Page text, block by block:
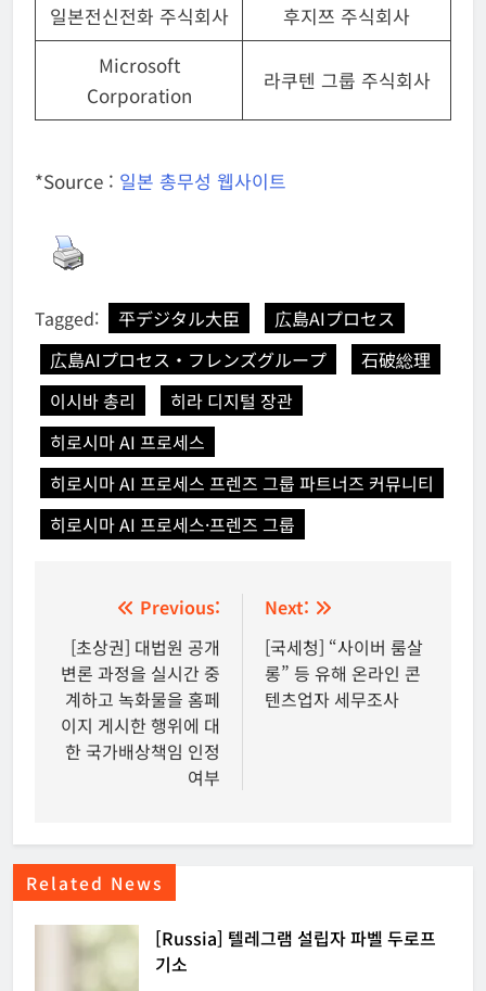
일본전신전화 주식회사
후지쯔 주식회사
Microsoft
Corporation
라쿠텐 그룹 주식회사
*Source : 일본 총무성 웹사이트
Tagged: 平デジタル大臣
広島AIプロセス
広島AIプロセス・フレンズグループ
石破総理
이시바 총리
히라 디지털 장관
히로시마 AI 프로세스
히로시마 AI 프로세스 프렌즈 그룹 파트너즈 커뮤니티
히로시마 AI 프로세스·프렌즈 그룹
탐
색
Previous:
[초상권] 대법원 공개
변론 과정을 실시간 중
계하고 녹화물을 홈페
이지 게시한 행위에 대
한 국가배상책임 인정
여부
Next:
[국세청] “사이버 룸살
롱” 등 유해 온라인 콘
텐츠업자 세무조사
Related News
[Russia] 텔레그램 설립자 파벨 두로프
기소